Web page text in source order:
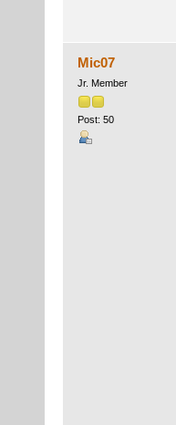
Mic07
Jr. Member
Post: 50